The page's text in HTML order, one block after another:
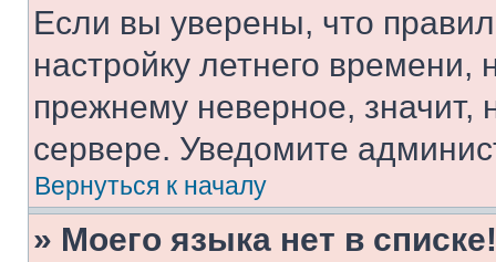
Если вы уверены, что
настройку летнего
прежнему неверное, значит,
сервере. Уведомите
Вернуться к началу
» Моего языка нет в списке!